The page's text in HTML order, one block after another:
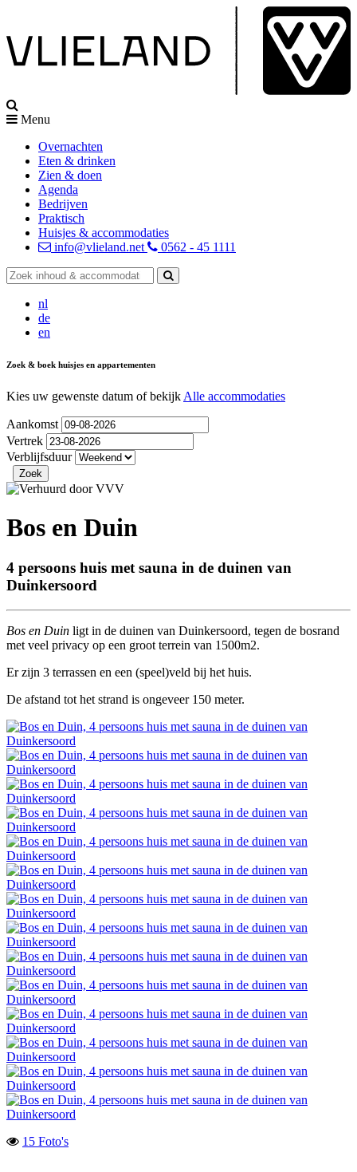
Menu
Overnachten
Eten & drinken
Zien & doen
Agenda
Bedrijven
Praktisch
Huisjes & accommodaties
info@vlieland.net
0562 - 45 1111
nl
de
en
Zoek & boek huisjes en appartementen
Kies uw gewenste datum of bekijk Alle accommodaties
Aankomst
Vertrek
Verblijfsduur
Bos en Duin
4 persoons huis met sauna in de duinen van
Duinkersoord
Bos en Duin ligt in de duinen van Duinkersoord, tegen de bosrand
met veel privacy op een groot terrein van 1500m2.
Er zijn 3 terrassen en een (speel)veld bij het huis.
De afstand tot het strand is ongeveer 150 meter.
15 Foto's